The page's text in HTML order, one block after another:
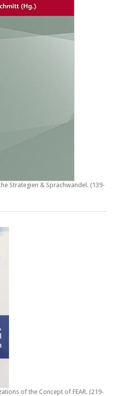
Strategien & Sprachwandel . (139-
of the Concept of FEAR. (219-